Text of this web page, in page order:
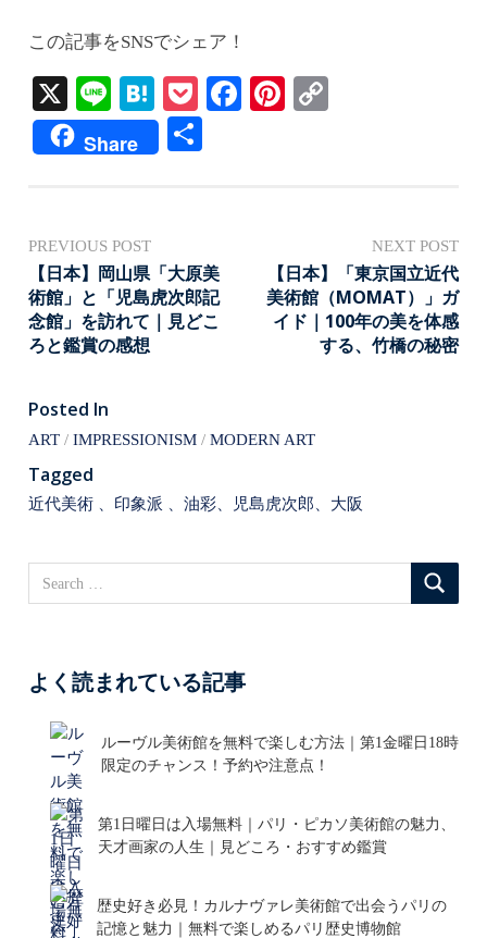
この記事をSNSでシェア！
X
Li
ne
H
at
en
P
oc
ke
Fa Pi
Share
投
稿
ナ
ビ
ー
シ
ョ
ン
PREVIOUS POST
【日本】岡山県「大原美
術館」と「児島虎次郎記
念館」を訪れて｜見どこ
ろと鑑賞の感想
NEXT POST
【日本】「東京国立近代
美術館（MOMAT）」ガ
イド｜100年の美を体感
する、竹橋の秘密
Posted In
ART IMPRESSIONISM MODERN ART
Tagged
近代美術 、印象派 、油彩、児島虎次郎、大阪
よく読まれている記事
ルーヴル美術館を無料で楽しむ方法｜第1金曜日18時
限定のチャンス！予約や注意点！
第1日曜日は入場無料｜パリ・ピカソ美術館の魅力、
天才画家の人生｜見どころ・おすすめ鑑賞
歴史好き必見！カルナヴァレ美術館で出会うパリの
記憶と魅力｜無料で楽しめるパリ歴史博物館